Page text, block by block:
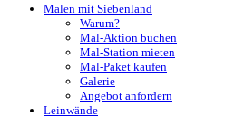
Malen mit Siebenland
Warum?
Mal-Aktion buchen
Mal-Station mieten
Mal-Paket kaufen
Galerie
Angebot anfordern
Leinwände